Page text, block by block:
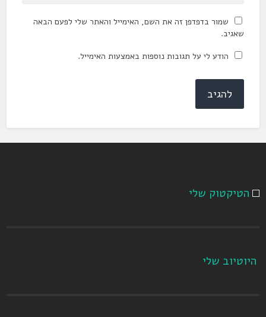
שמור בדפדפן זה את השם, האימייל והאתר שלי לפעם הבאה
שאגיב.
הודע לי על תגובות נוספות באמצעות האימייל.
הטיקטוק שלי
היוטיוב שלי